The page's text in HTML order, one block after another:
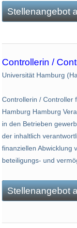
Stellenangebot
Controllerin /
Universität Hamburg
Controllerin / Controller
Hamburg Hamburg
in den Betrieben
der inhaltlich
finanziellen Abwicklung
beteiligungs- und
Stellenangebot